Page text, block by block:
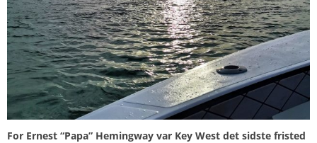
For Ernest “Papa” Hemingway var Key West det sidste fristed